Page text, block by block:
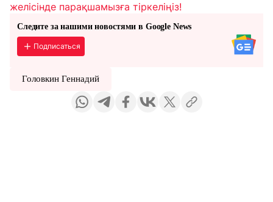
желісінде парақшамызға тіркеліңіз!
Следите за нашими новостями в Google News
Подписаться
Головкин Геннадий